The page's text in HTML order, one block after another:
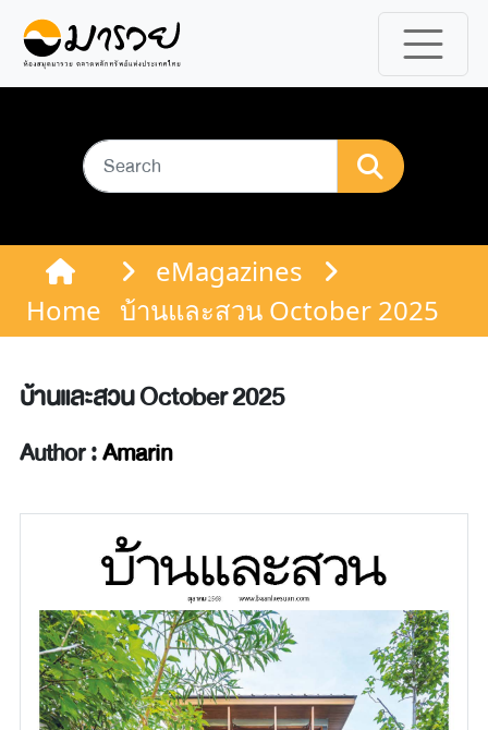
Home
eMagazines
บ้านและสวน October 2025
บ้านและสวน October 2025
Author :Amarin